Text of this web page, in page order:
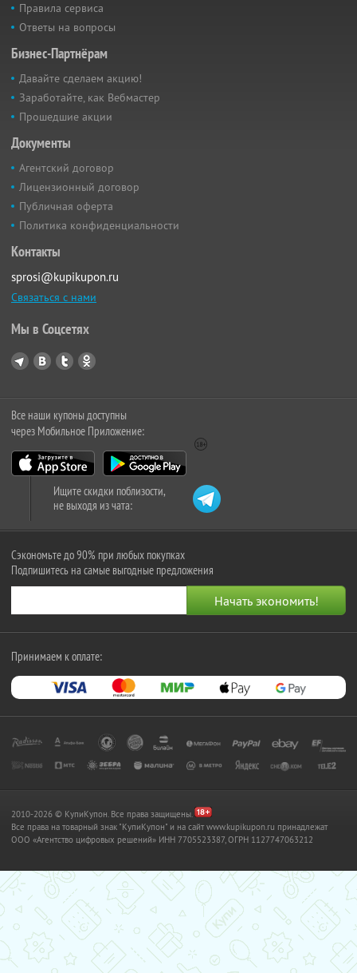
Правила сервиса
Ответы на вопросы
Бизнес-Партнёрам
Давайте сделаем акцию!
Заработайте, как Вебмастер
Прошедшие акции
Документы
Агентский договор
Лицензионный договор
Публичная оферта
Политика конфиденциальности
Контакты
sprosi@kupikupon.ru
Связаться с нами
Мы в Соцсетях
Все наши купоны доступны
через Мобильное Приложение:
Ищите скидки поблизости,
не выходя из чата:
Сэкономьте до 90% при любых покупках
Подпишитесь на самые выгодные предложения
Принимаем к оплате:
2010-2026 © КупиКупон. Все права защищены.
Все права на товарный знак "КупиКупон" и на сайт www.kupikupon.ru принадлежат
OOO «Агентство цифровых решений» ИНН 7705523387, ОГРН 1127747063212